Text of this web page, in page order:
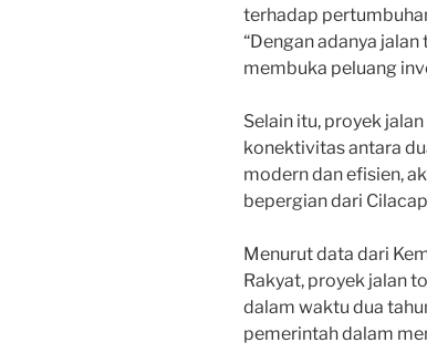
terhadap
“Dengan adanya
membuka peluang
Selain itu, proyek
konektivitas antara
modern dan efisien,
bepergian dari
Menurut data dari
Rakyat, proyek jalan
dalam waktu dua
pemerintah dalam